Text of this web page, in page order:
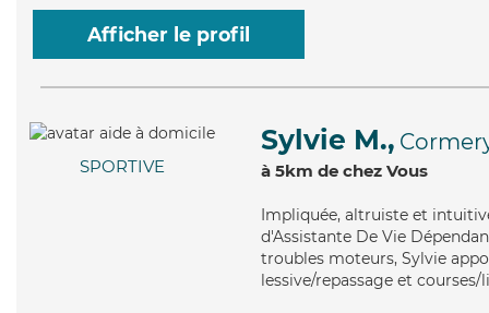
Afficher le profil
SPORTIVE
Sylvie M.,
à 5km de chez Vous
Impliquée, altruiste et
d'Assistante De Vie
troubles moteurs, Sylvie
lessive/repassage et courses/